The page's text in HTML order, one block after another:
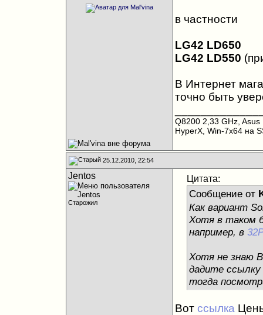
в частности
LG42 LD650
LG42 LD550
В Интернет
точно быть
Q8200 2,33 GHz,
HyperX, Win-7x64 на
25.12.2010, 22:54
Jentos
Старожил
Цитата:
Сообщение от
Как вариант
Хотя в таком
например, в
Хотя не знаю
дадите ссылку
тогда
Вот ссылка